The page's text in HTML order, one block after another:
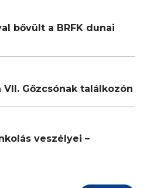
bővült a BRFK dunai
Gőzcsónak találkozón
veszélyei –